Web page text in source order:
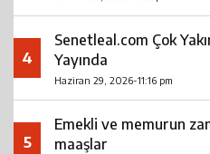
4
Senetleal.com Çok
Yayında
Haziran 29, 2026-11:16 pm
5
Emekli ve memurun
maaşlar